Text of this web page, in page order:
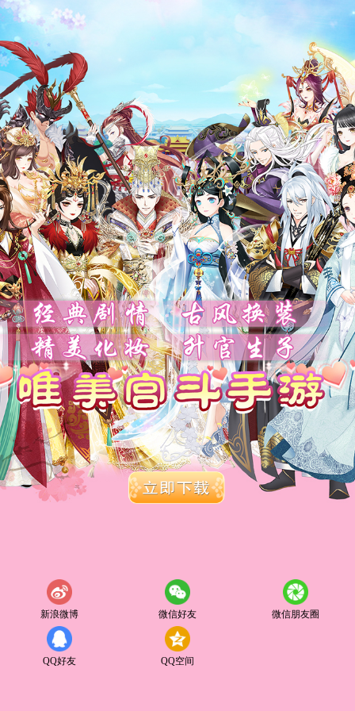
新浪微博 微信好友 微信朋友圈
QQ好友 QQ空间